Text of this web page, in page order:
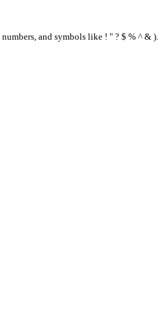
and symbols like ! " ? $ % ^ & ).